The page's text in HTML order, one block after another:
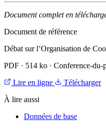
Document complet en
Document de référence
Débat sur l’Organisation de
PDF · 514 ko · Conference-du-
Lire en ligne
Télécharger
À lire aussi
Données de base